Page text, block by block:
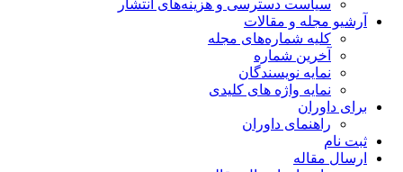
سیاست دسترسی و هزینه‌های انتشار
آرشیو مجله و مقالات
کلیه شماره‌های مجله
آخرین شماره
نمایه نویسندگان
نمایه واژه های کلیدی
برای داوران
راهنمای داوران
ثبت نام
ارسال مقاله